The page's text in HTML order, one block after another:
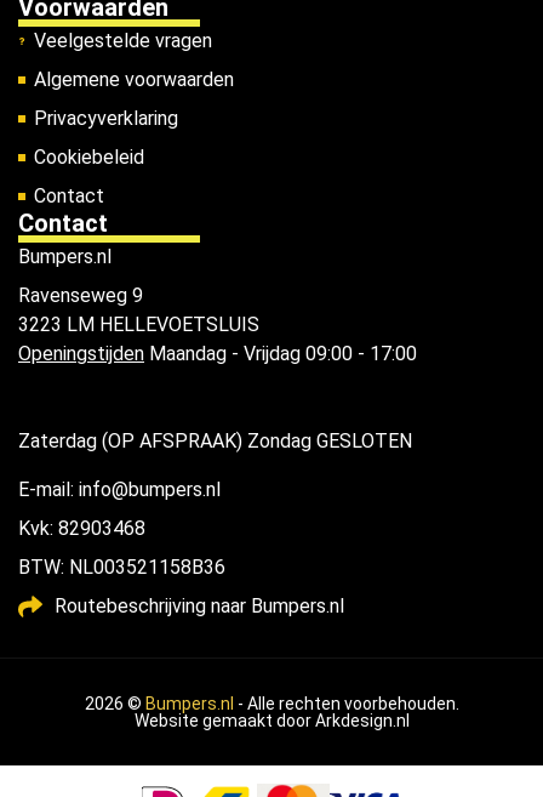
Voorwaarden
Veelgestelde vragen
Algemene voorwaarden
Privacyverklaring
Cookiebeleid
Contact
Contact
Bumpers.nl
Ravenseweg 9
3223 LM HELLEVOETSLUIS
Openingstijden Maandag - Vrijdag 09:00 - 17:00
Zaterdag (OP AFSPRAAK) Zondag GESLOTEN
E-mail: info@bumpers.nl
Kvk: 82903468
BTW: NL003521158B36
Routebeschrijving naar Bumpers.nl
2026 © Bumpers.nl - Alle rechten voorbehouden.
Website gemaakt doorArkdesign.nl